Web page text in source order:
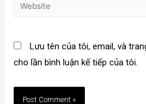
Lưu tên của tôi, email, và
cho lần bình luận kế tiếp của tôi.